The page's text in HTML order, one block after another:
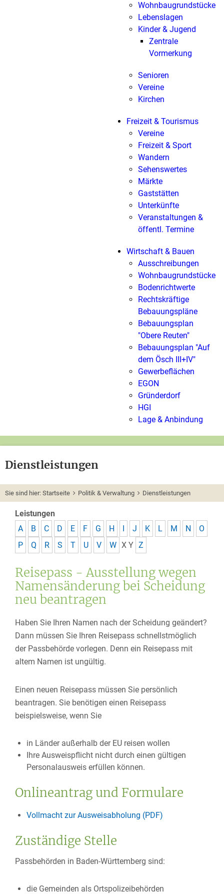
Wohnbaugrundstücke
Lebenslagen
Kinder & Jugend
Zentrale
Vormerkung
Senioren
Vereine
Kirchen
Freizeit & Tourismus
Vereine
Freizeit & Sport
Wandern
Sehenswertes
Märkte
Gaststätten
Unterkünfte
Veranstaltungen &
öffentl. Termine
Wirtschaft & Bauen
Ausschreibungen
Wohnbaugrundstücke
Bodenrichtwerte
Rechtskräftige
Bebauungspläne
Bebauungsplan
"Obere Reuten"
Bebauungsplan "Auf
dem Ösch III+IV"
Gewerbeflächen
EGON
Gründerdorf
HGI
Lage & Anbindung
Dienstleistungen
Sie sind hier: Startseite Politik & Verwaltung Dienstleistungen
Leistungen
A
B C D E F G H I J K L M N
O
P
Q R S T U V W X Y Z
Reisepass - Ausstellung wegen
Namensänderung bei Scheidung
neu beantragen
Haben Sie Ihren Namen nach der Scheidung geändert?
Dann müssen Sie Ihren Reisepass schnellstmöglich
der Passbehörde vorlegen. Denn ein Reisepass mit
altem Namen ist ungültig.
Einen neuen Reisepass müssen Sie persönlich
beantragen. Sie benötigen einen Reisepass
beispielsweise, wenn Sie
in Länder außerhalb der EU reisen wollen
Ihre Ausweispflicht nicht durch einen gültigen
Personalausweis erfüllen können.
Onlineantrag und Formulare
Vollmacht zur Ausweisabholung (PDF)
Zuständige Stelle
Passbehörden in Baden-Württemberg sind:
die Gemeinden als Ortspolizeibehörden